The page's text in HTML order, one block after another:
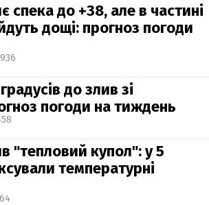
спека до +38, але в частині
дощі: прогноз погоди
до злив зі
погоди на тиждень
"тепловий купол": у 5
температурні